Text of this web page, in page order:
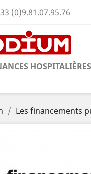
(0)9.81.07.95.76
HOSPITALIÈRES
Les financements